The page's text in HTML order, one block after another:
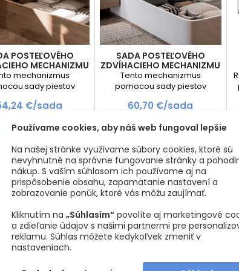
POSTEĽOVÉHO
MECHANIZMU
NA ŠÍRKU
90 / ČIERNA
mechanizmus
sady piestov
posteľový rošt spolu s
čím odkryje
plochu na uloženie
prikrývok, súprav
iných predmetov.
je na šírku s
šírkou postele 90
a dĺžkou 2000 mm.
váhové zaťaženie
Sada obsahuje
zdvíhacie
a aj...
€/sada
Vložiť do košíka
SADA POSTEĽOVÉHO
ZDVÍHACIEHO MECHANIZMU
S PIESTAMI NA DĹŽKU
CANAPE 135 / ČIERNA
Tento mechanizmus
pomocou sady piestov
zdvihne posteľový rošt spolu s
matracom, čím odkryje
výplne prikrývok, súprav
alebo iných predmetov.
Otváranie je na dĺžku s
maximálnou šírkou postele 135
mm a dĺžkou 2000 mm.
Maximálne váhové zaťaženie
komplet zdvíhacie
mechanizmy a aj...
Cena
60,70 €/sada
 Vložiť do košíka
Používame cookies, aby náš web fungoval lepšie
Na našej stránke využívame súbory cookies, ktoré sú
nevyhnutné na správne fungovanie stránky a
nákup. S vaším súhlasom ich používame aj na
prispôsobenie obsahu, zapamätanie nastavení a
zobrazovanie ponúk, ktoré vás môžu zaujímať.
Kliknutím na „Súhlasím“ povolíte aj marketingové
a zdieľanie údajov s našimi partnermi pre
reklamu. Súhlas môžete kedykoľvek zmeniť v
nastaveniach.